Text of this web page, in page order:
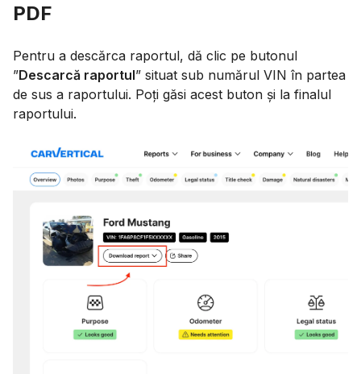
PDF
Pentru a descărca raportul, dă clic pe butonul
”Descarcă raportul” situat sub numărul VIN în partea
de sus a raportului. Poți găsi acest buton și la finalul
raportului.